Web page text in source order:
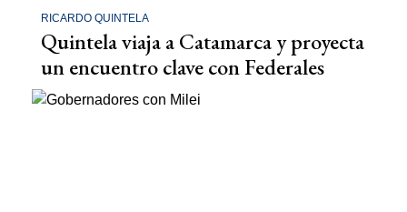
RICARDO QUINTELA
Quintela viaja a Catamarca y proyecta
un encuentro clave con Federales